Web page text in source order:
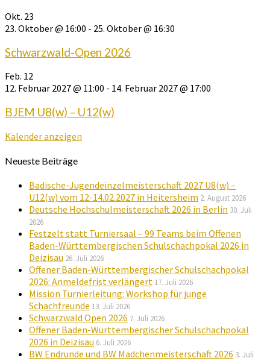
Okt. 23
23. Oktober @ 16:00 - 25. Oktober @ 16:30
Schwarzwald-Open 2026
Feb. 12
12. Februar 2027 @ 11:00 - 14. Februar 2027 @ 17:00
BJEM U8(w) – U12(w)
Kalender anzeigen
Neueste Beiträge
Badische-Jugendeinzelmeisterschaft 2027 U8(w) –
U12(w) vom 12-14.02.2027 in Heitersheim 2. August 2026
Deutsche Hochschulmeisterschaft 2026 in Berlin 30. Juli
2026
Festzelt statt Turniersaal – 99 Teams beim Offenen
Baden-Württembergischen Schulschachpokal 2026 in
Deizisau 26. Juli 2026
Offener Baden-Württembergischer Schulschachpokal
2026: Anmeldefrist verlängert 17. Juli 2026
Mission Turnierleitung: Workshop für junge
Schachfreunde 13. Juli 2026
Schwarzwald Open 2026 7. Juli 2026
Offener Baden-Württembergischer Schulschachpokal
2026 in Deizisau 6. Juli 2026
BW Endrunde und BW Mädchenmeisterschaft 2026 3. Juli